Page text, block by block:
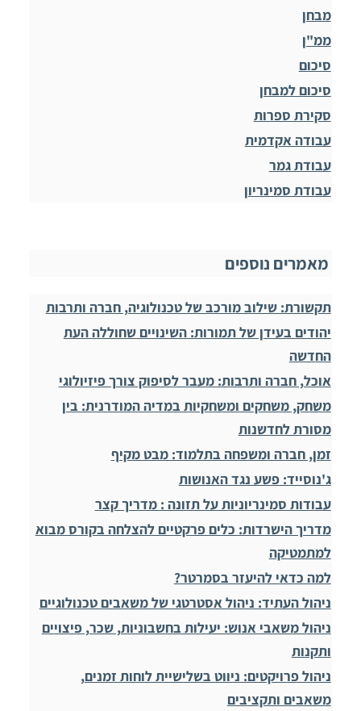
מבחן
ממ"ן
סיכום
סיכום למבחן
סקירת ספרות
עבודה אקדמית
עבודת גמר
עבודת סמינריון
מאמרים נוספים
תקשורת: שילוב מורכב של טכנולוגיה, חברה ותרבות
יהודים בעידן של תמורות: השינויים שחוללה העת
החדשה
אוכל, חברה ותרבות: מעבר לסיפוק צורך פיזיולוגי
משחק, משחקים ומשחקיות במדיה המודרנית: בין
מסורת לחדשנות
זמן, חברה ומשפחה בתלמוד: מבט מקיף
ג'נוסייד: פשע נגד האנושות
עבודות סמינריוניות על תזונה : מדריך קצר
מדריך הישרדות: כלים פרקטיים להצלחה בקורס מבוא
למתמטיקה
למה כדאי להיעזר בסמרטר?
ניהול העתיד: ניהול אסטרטגי של משאבים טכנולוגיים
ניהול משאבי אנוש: יעילות בחשבוניות, שכר, פיצויים
ותקנות
ניהול פרויקטים: ניווט בשלישיית לוחות זמנים,
משאבים ותקציבים